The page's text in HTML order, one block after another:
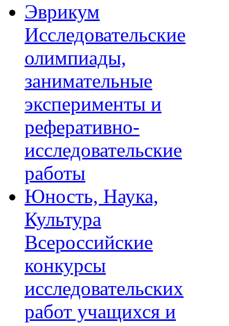
Эврикум
Исследовательские
олимпиады,
занимательные
эксперименты и
реферативно-
исследовательские
работы
Юность, Наука,
Культура
Всероссийские
конкурсы
исследовательских
работ учащихся и